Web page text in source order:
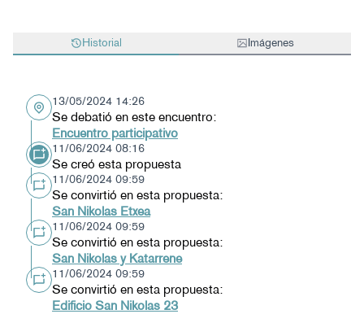
Historial Imágenes
13/05/2024 14:26
Se debatió en este encuentro:
Encuentro participativo
11/06/2024 08:16
Se creó esta propuesta
11/06/2024 09:59
Se convirtió en esta propuesta:
San Nikolas Etxea
11/06/2024 09:59
Se convirtió en esta propuesta:
San Nikolas y Katarrene
11/06/2024 09:59
Se convirtió en esta propuesta:
Edificio San Nikolas 23